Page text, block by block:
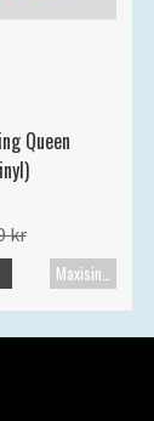
Queen
kr
Maxisingel